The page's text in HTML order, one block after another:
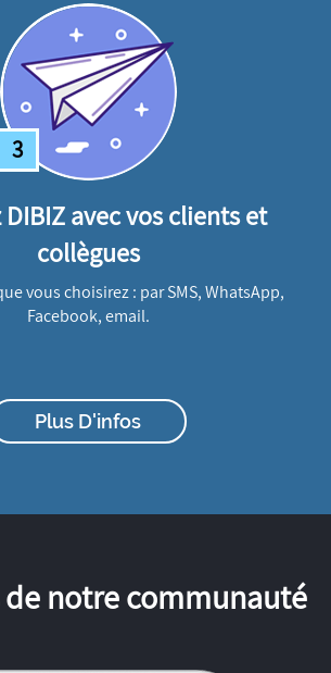
3
DIBIZ avec vos clients et
collègues
vous choisirez : par SMS, WhatsApp,
Facebook, email.
Plus D'infos
de notre communauté